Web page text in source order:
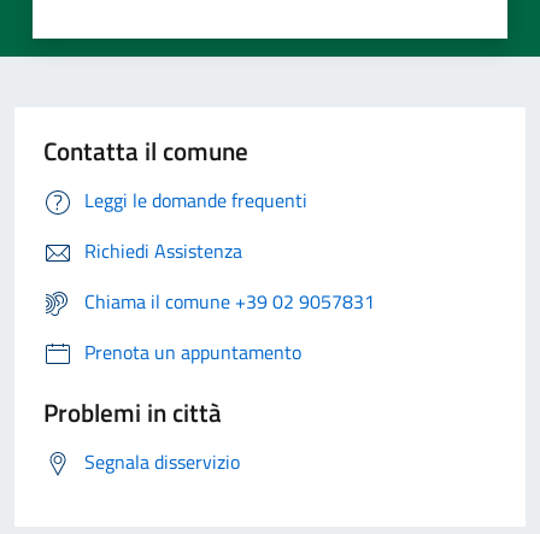
Contatta il comune
Leggi le domande frequenti
Richiedi Assistenza
Chiama il comune +39 02 9057831
Prenota un appuntamento
Problemi in città
Segnala disservizio